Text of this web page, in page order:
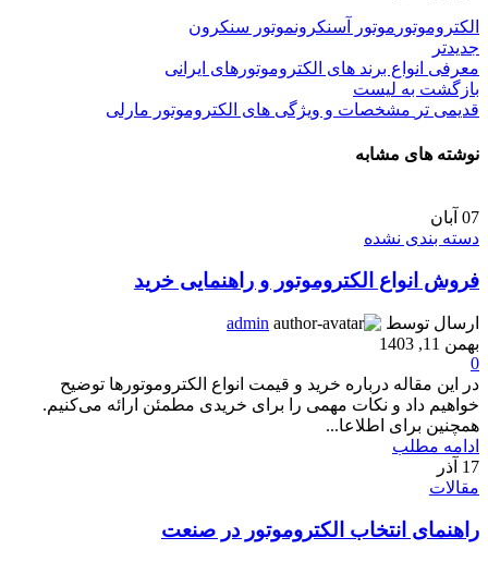
الکتروموتور موتور آسنکرونموتور سنکرون
جدیدتر
معرفی انواع برند های الکتروموتورهای ایرانی
بازگشت به لیست
قدیمی تر مشخصات و ویژگی های الکتروموتور مارلی
نوشته های مشابه
07 آبان
دسته بندی نشده
فروش انواع الکتروموتور و راهنمایی خرید
ارسال توسط
admin
بهمن 11, 1403
0
در این مقاله درباره خرید و قیمت انواع الکتروموتور‌ها توضیح
خواهیم داد و نکات مهمی را برای خریدی مطمئن ارائه می‌کنیم.
همچنین برای اطلاعا...
ادامه مطلب
17 آذر
مقالات
راهنمای انتخاب الکتروموتور در صنعت